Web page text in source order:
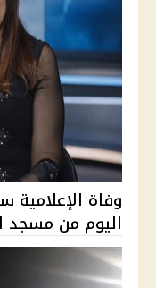
وفاة الإعلامية
اليوم من مسجد